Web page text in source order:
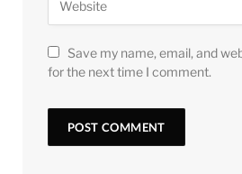
Save my name, email, and
for the next time I comment.